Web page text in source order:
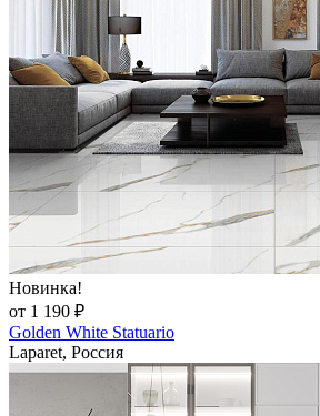
Новинка!
от 1 190 ₽
Golden White Statuario
Laparet, Россия